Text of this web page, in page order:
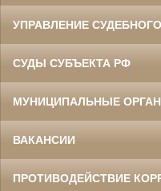
УПРАВЛЕНИЕ
СУДЫ СУБЪЕКТА РФ
МУНИЦИПАЛЬНЫЕ
ВАКАНСИИ
ПРОТИВОДЕЙСТВИЕ